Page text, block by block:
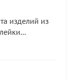
изделий из